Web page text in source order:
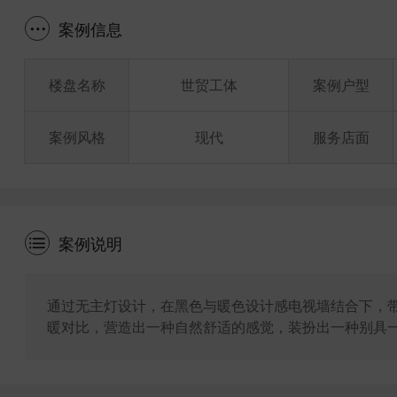
案例信息
楼盘名称
案例风格
世贸工体
现代
案例户型
服务店面
案例说明
通过无主灯设计，在黑色与暖色设计感电视墙结合下
暖对比，营造出一种自然舒适的感觉，装扮出一种别具